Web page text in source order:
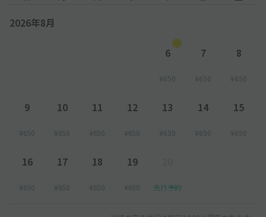
2026年8月
6
¥650
7
¥650
8
¥650
9
¥650
10
¥650
11
¥650
12
¥650
13
¥650
14
¥650
15
¥650
16
¥650
17
¥650
18
¥650
19
¥650 先行予約